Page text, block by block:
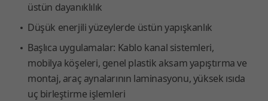
üstün dayanıklılık
Düşük enerjili yüzeylerde üstün yapışkanlık
Başlıca uygulamalar: Kablo kanal sistemleri,
mobilya köşeleri, genel plastik aksam yapıştırma ve
montaj, araç aynalarının laminasyonu, yüksek ısıda
uç birleştirme işlemleri